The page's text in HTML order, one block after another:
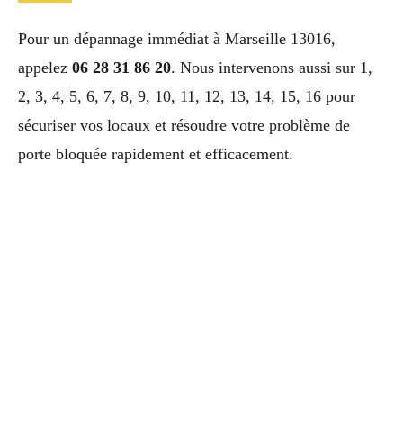
Pour un dépannage immédiat à Marseille 13016,
appelez 06 28 31 86 20. Nous intervenons aussi sur 1,
2, 3, 4, 5, 6, 7, 8, 9, 10, 11, 12, 13, 14, 15, 16 pour
sécuriser vos locaux et résoudre votre problème de
porte bloquée rapidement et efficacement.